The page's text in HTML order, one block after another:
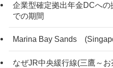
企業型確定拠出年金DCへ
での期間
Marina Bay Sands
なぜJR中央緩行線(三鷹～